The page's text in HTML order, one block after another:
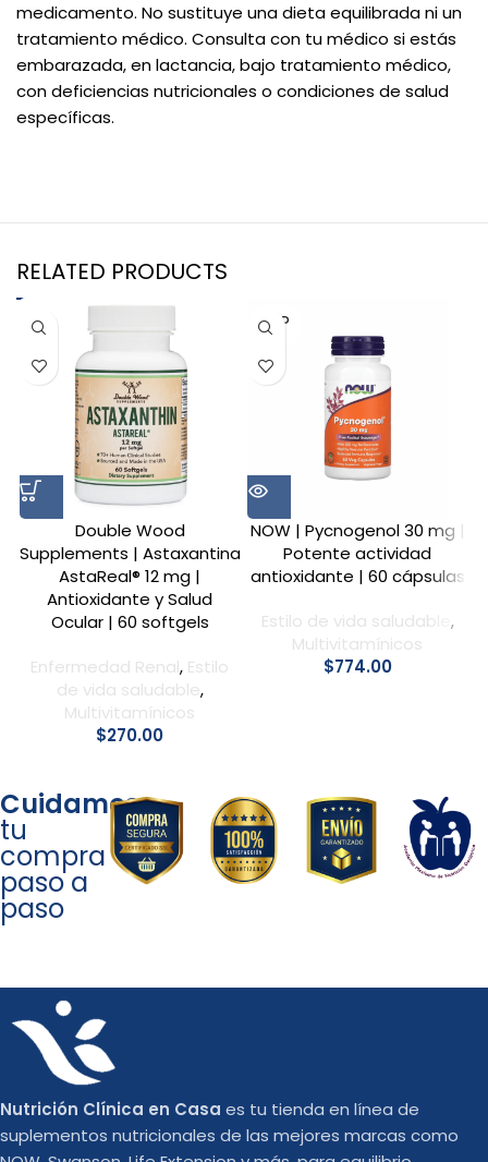
medicamento. No sustituye una dieta equilibrada ni un
tratamiento médico. Consulta con tu médico si estás
embarazada, en lactancia, bajo tratamiento médico,
con deficiencias nutricionales o condiciones de salud
específicas.
RELATED PRODUCTS
Double Wood
Supplements | Astaxantina
AstaReal® 12 mg |
Antioxidante y Salud
Ocular | 60 softgels
Enfermedad Renal, Estilo
de vida saludable,
Multivitamínicos
$270.00
SOLD
OUT
NOW | Pycnogenol 30 mg |
Potente actividad
antioxidante | 60 cápsulas
Estilo de vida saludable ,
Multivitamínicos
$774.00
Cuidamos
tu
compra
paso a
paso
Nutrición Clínica en Casa es tu tienda en línea de
suplementos nutricionales de las mejores marcas como